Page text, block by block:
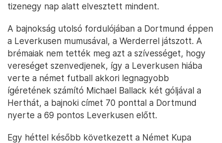
tizenegy nap alatt elvesztett mindent.
A bajnokság utolsó fordulójában a Dortmund éppen
a Leverkusen mumusával, a Werderrel játszott. A
brémaiak nem tették meg azt a szívességet, hogy
vereséget szenvedjenek, így a Leverkusen hiába
verte a német futball akkori legnagyobb
ígéretének számító Michael Ballack két góljával a
Herthát, a bajnoki címet 70 ponttal a Dortmund
nyerte a 69 pontos Leverkusen előtt.
Egy héttel később következett a Német Kupa